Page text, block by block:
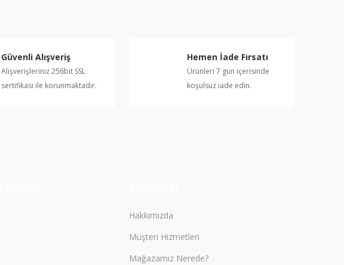
Güvenli Alışveriş
Alışverişleriniz 256bit SSL
sertifikası ile korunmaktadır.
Hemen İade Fırsatı
Ürünleri 7 gün içerisinde
koşulsuz iade edin.
Hakkımızda
Müşteri Hizmetleri
Mağazamız Nerede?